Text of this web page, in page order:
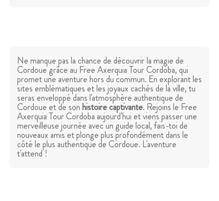
Ne manque pas la chance de découvrir la magie de
Cordoue grâce au Free Axerquia Tour Cordoba, qui
promet une aventure hors du commun. En explorant les
sites emblématiques et les joyaux cachés de la ville, tu
seras enveloppé dans l'atmosphère authentique de
Cordoue et de sonhistoire captivante. Rejoins le Free
Axerquia Tour Cordoba aujourd'hui et viens passer une
merveilleuse journée avec un guide local, fais-toi de
nouveaux amis et plonge plus profondément dans le
côté le plus authentique de Cordoue. L'aventure
t'attend !